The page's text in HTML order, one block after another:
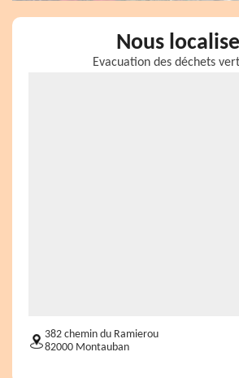
Nous
Evacuation des déchets
382 chemin du Ramierou
82000 Montauban